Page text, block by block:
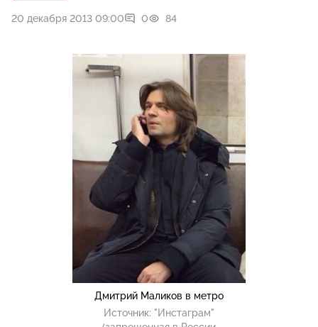
20 декабря 2013 09:00 0 84
Дмитрий Маликов в метро
Источник: "Инстаграм"